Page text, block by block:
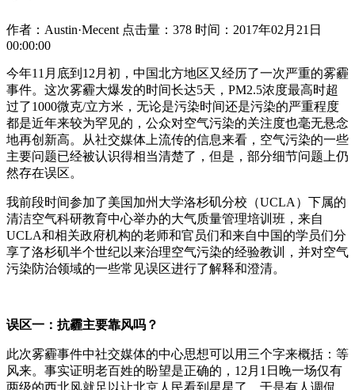
作者：Austin·Mecent 点击量：378 时间：2017年02月21日
00:00:00
今年11月底到12月初，中国北方地区又经历了一次严重的雾霾
事件。这次雾霾大爆发的时间长达5天，PM2.5浓度最高时超
过了1000微克/立方米，无论是污染时间还是污染的严重程度
都是近年来较为罕见的，公众对空气污染的关注度也毫无悬念
地再创新高。从社交媒体上流传的信息来看，空气污染的一些
主要问题已经被认识得相当清楚了，但是，部分细节问题上仍
然存在误区。
我前段时间参加了美国加州大学洛杉矶分校（UCLA）下属的
清洁空气科研教育中心举办的大气质量管理培训班，来自
UCLA和相关政府机构的老师和官员们和来自中国的学员们分
享了洛杉矶半个世纪以来治理空气污染的经验教训，并对空气
污染防治领域的一些常见误区进行了解释和澄清。
误区一：抗霾主要靠风吗？
此次雾霾事件中社交媒体的中心思想可以用三个字来概括：等
风来。事实证明老百姓的盼望是正确的，12月1日晚一场仅有
两级的西北风就足以让北京人民看到星星了。于是有人调侃